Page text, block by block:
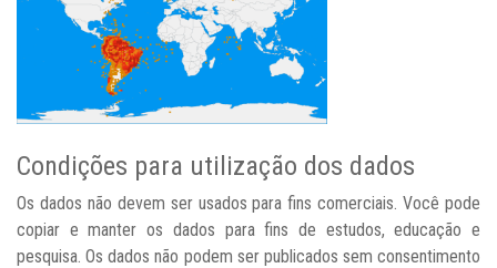
Condições para utilização dos dados
Os dados não devem ser usados para fins comerciais. Você pode
copiar e manter os dados para fins de estudos, educação e
pesquisa. Os dados não podem ser publicados sem consentimento